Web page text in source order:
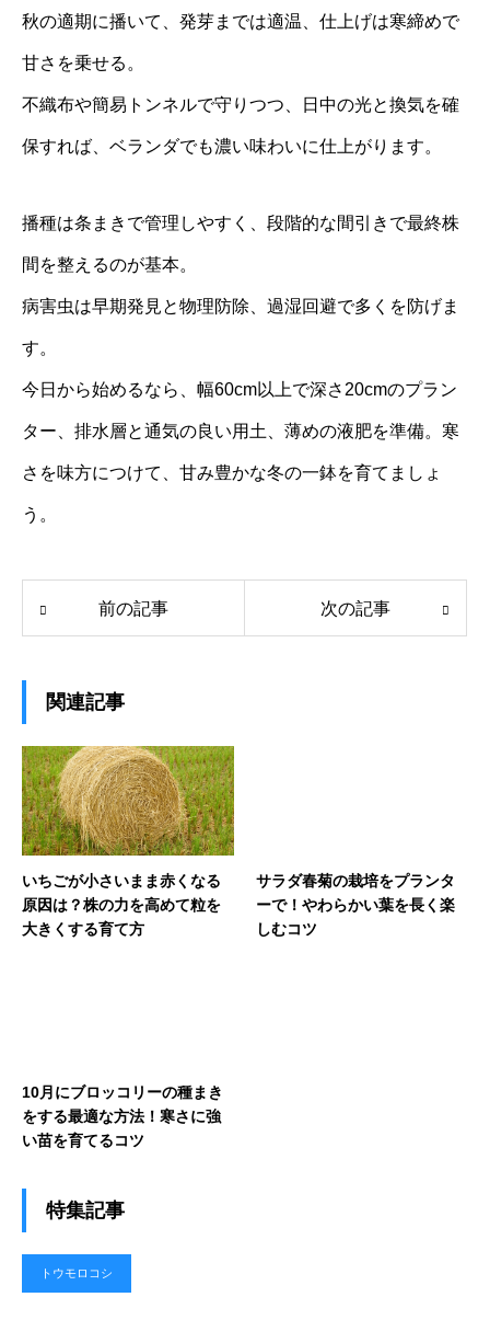
秋の適期に播いて、発芽までは適温、仕上げは寒締めで
甘さを乗せる。
不織布や簡易トンネルで守りつつ、日中の光と換気を確
保すれば、ベランダでも濃い味わいに仕上がります。
播種は条まきで管理しやすく、段階的な間引きで最終株
間を整えるのが基本。
病害虫は早期発見と物理防除、過湿回避で多くを防げま
す。
今日から始めるなら、幅60cm以上で深さ20cmのプラン
ター、排水層と通気の良い用土、薄めの液肥を準備。寒
さを味方につけて、甘み豊かな冬の一鉢を育てましょ
う。
前の記事 次の記事
関連記事
いちごが小さいまま赤くなる
原因は？株の力を高めて粒を
大きくする育て方
サラダ春菊の栽培をプランタ
ーで！やわらかい葉を長く楽
しむコツ
10月にブロッコリーの種まき
をする最適な方法！寒さに強
い苗を育てるコツ
特集記事
トウモロコシ